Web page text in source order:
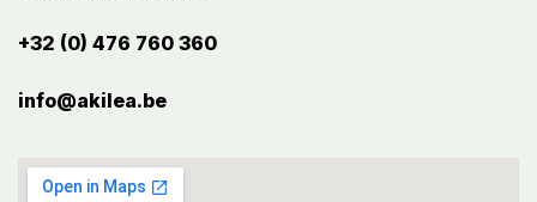
+32 (0) 476 760 360
info@akilea.be​